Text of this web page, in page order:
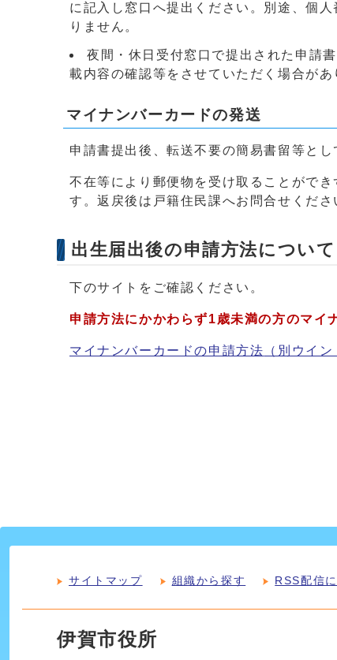
に記入し窓口へ提出ください。別途、個
りません。
夜間・休日受付窓口で提出された申請
載内容の確認等をさせていただく場合が
マイナンバーカードの発送
申請書提出後、転送不要の簡易書留等と
不在等により郵便物を受け取ることがで
す。返戻後は戸籍住民課へお問合せくださ
出生届出後の申請方法について
下のサイトをご確認ください。
申請方法にかかわらず1歳未満の方のマイ
マイナンバーカードの申請方法 （別ウイ
サイトマップ 組織から探す RSS配信
伊賀市役所